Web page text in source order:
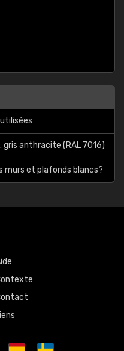
gris anthracite (RAL 7016)
murs et plafonds blancs?